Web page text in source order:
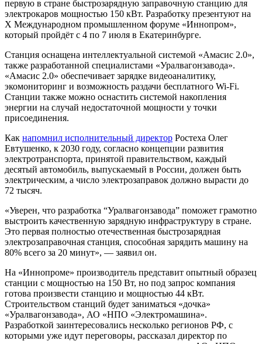
первую в стране быстрозарядную заправочную станцию для
электрокаров мощностью 150 кВт. Разработку презентуют на
Х Международном промышленном форуме «Иннопром»,
который пройдёт с 4 по 7 июля в Екатеринбурге.
Станция оснащена интеллектуальной системой «Амасис 2.0»,
также разработанной специалистами «Уралвагонзавода».
«Амасис 2.0» обеспечивает зарядке видеоаналитику,
экомониторинг и возможность раздачи бесплатного Wi-Fi.
Станции также можно оснастить системой накопления
энергии на случай недостаточной мощности у точки
присоединения.
Как напомнил исполнительный директор Ростеха Олег
Евтушенко, к 2030 году, согласно концепции развития
электротранспорта, принятой правительством, каждый
десятый автомобиль, выпускаемый в России, должен быть
электрическим, а число электрозаправок должно вырасти до
72 тысяч.
«Уверен, что разработка “Уралвагонзавода” поможет грамотно
выстроить качественную зарядную инфраструктуру в стране.
Это первая полностью отечественная быстрозарядная
электрозаправочная станция, способная зарядить машину на
80% всего за 20 минут», — заявил он.
На «Иннопроме» производитель представит опытный образец
станции с мощностью на 150 Вт, но под запрос компания
готова произвести станцию и мощностью 44 кВт.
Строительством станций будет заниматься «дочка»
«Уралвагонзавода», АО «НПО «Электромашина».
Разработкой заинтересовались несколько регионов РФ, с
которыми уже идут переговоры, рассказал директор по